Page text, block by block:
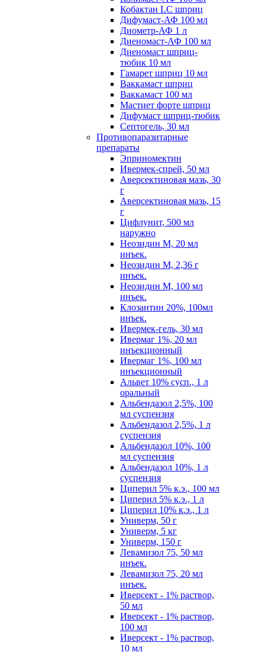
Кобактан LC шприц
Дифумаст-АФ 100 мл
Диометр-АФ 1 л
Диеномаст-АФ 100 мл
Диеномаст шприц-
тюбик 10 мл
Гамарет шприц 10 мл
Ваккамаст шприц
Ваккамаст 100 мл
Мастиет форте шприц
Дифумаст шприц-тюбик
Септогель, 30 мл
Противопаразитарные
препараты
Эприномектин
Ивермек-спрей, 50 мл
Аверсектиновая мазь, 30
г
Аверсектиновая мазь, 15
г
Цифлунит, 500 мл
наружно
Неозидин М, 20 мл
инъек.
Неозидин М, 2,36 г
инъек.
Неозидин М, 100 мл
инъек.
Клозантин 20%, 100мл
инъек.
Ивермек-гель, 30 мл
Ивермаг 1%, 20 мл
инъекционный
Ивермаг 1%, 100 мл
инъекционный
Альвет 10% сусп., 1 л
оральный
Альбендазол 2,5%, 100
мл суспензия
Альбендазол 2,5%, 1 л
суспензия
Альбендазол 10%, 100
мл суспензия
Альбендазол 10%, 1 л
суспензия
Циперил 5% к.э., 100 мл
Циперил 5% к.э., 1 л
Циперил 10% к.э., 1 л
Универм, 50 г
Универм, 5 кг
Универм, 150 г
Левамизол 75, 50 мл
инъек.
Левамизол 75, 20 мл
инъек.
Иверсект - 1% раствор,
50 мл
Иверсект - 1% раствор,
100 мл
Иверсект - 1% раствор,
10 мл